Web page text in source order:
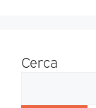
Cerca